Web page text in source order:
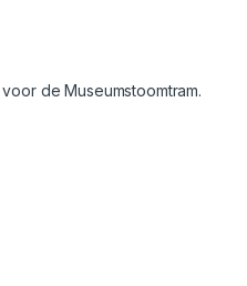
de Museumstoomtram.